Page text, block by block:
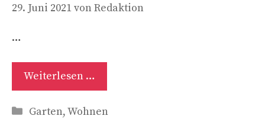
29. Juni 2021vonRedaktion
…
Weiterlesen …
Kategorien
Garten,Wohnen